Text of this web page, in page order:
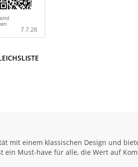
mit einem klassischen Design und
Must-have für alle, die Wert auf